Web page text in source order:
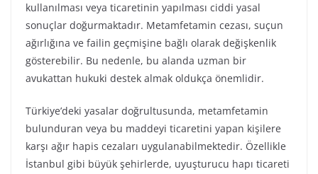
kullanılması veya ticaretinin yapılması ciddi yasal
sonuçlar doğurmaktadır. Metamfetamin cezası, suçun
ağırlığına ve failin geçmişine bağlı olarak değişkenlik
gösterebilir. Bu nedenle, bu alanda uzman bir
avukattan hukuki destek almak oldukça önemlidir.
Türkiye’deki yasalar doğrultusunda, metamfetamin
bulunduran veya bu maddeyi ticaretini yapan kişilere
karşı ağır hapis cezaları uygulanabilmektedir. Özellikle
İstanbul gibi büyük şehirlerde, uyuşturucu hapı ticareti